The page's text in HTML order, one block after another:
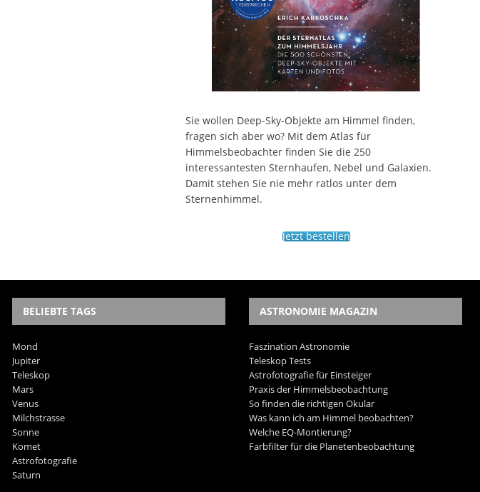
Sie wollen Deep-Sky-Objekte am Himmel finden,
fragen sich aber wo? Mit dem Atlas für
Himmelsbeobachter finden Sie die 250
interessantesten Sternhaufen, Nebel und Galaxien.
Damit stehen Sie nie mehr ratlos unter dem
Sternenhimmel.
Jetzt bestellen
BELIEBTE TAGS
Mond
Jupiter
Teleskop
Mars
Venus
Milchstrasse
Sonne
Komet
Astrofotografie
Saturn
ASTRONOMIE MAGAZIN
Faszination Astronomie
Teleskop Tests
Astrofotografie für Einsteiger
Praxis der Himmelsbeobachtung
So finden die richtigen Okular
Was kann ich am Himmel beobachten?
Welche EQ-Montierung?
Farbfilter für die Planetenbeobachtung